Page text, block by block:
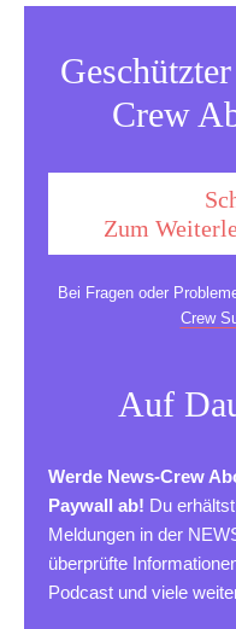
Crew
Zum
Bei Fragen oder
Crew
Auf
Werde News-Crew
Paywall ab! Du
Meldungen in der
überprüfte
Podcast und viele